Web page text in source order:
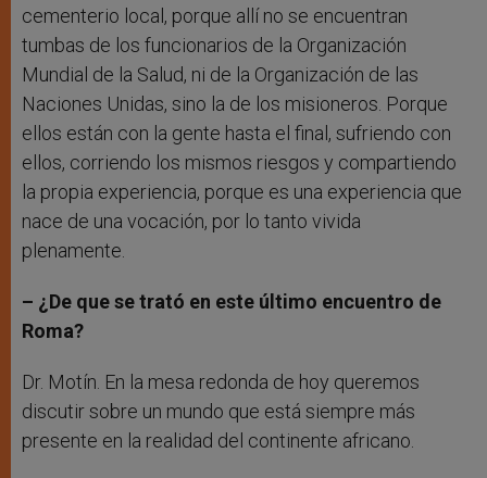
cementerio local, porque allí no se encuentran
tumbas de los funcionarios de la Organización
Mundial de la Salud, ni de la Organización de las
Naciones Unidas, sino la de los misioneros. Porque
ellos están con la gente hasta el final, sufriendo con
ellos, corriendo los mismos riesgos y compartiendo
la propia experiencia, porque es una experiencia que
nace de una vocación, por lo tanto vivida
plenamente.
– ¿De que se trató en este último encuentro de
Roma?
Dr. Motín. En la mesa redonda de hoy queremos
discutir sobre un mundo que está siempre más
presente en la realidad del continente africano.